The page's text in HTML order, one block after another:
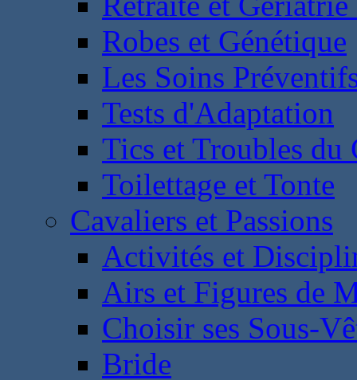
Robes et Génétique
Les Soins
Tests d'Adaptation
Tics et Troubles du
Toilettage et Tonte
Cavaliers et Passions
Activités et
Airs et Figures de
Choisir ses Sous-
Bride